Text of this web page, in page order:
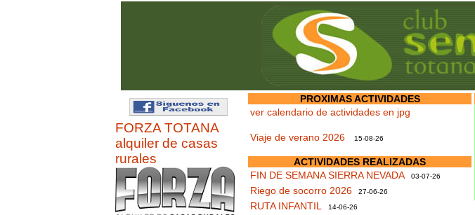
FORZA TOTANA
alquiler de casas
rurales
PROXIMAS ACTIVIDADES
ver calendario de actividades en jpg
Viaje de verano 2026 15-08-26
ACTIVIDADES REALIZADAS
FIN DE SEMANA SIERRA NEVADA 03-07-26
Riego de socorro 2026 27-06-26
RUTA INFANTIL 14-06-26